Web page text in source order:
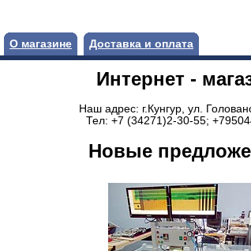
О магазине Доставка и оплата
Интернет -
Наш адрес: г.Кунгур, ул.
Тел: +7 (34271)2-30-55;
Новые